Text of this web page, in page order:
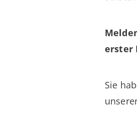
erster
Sie